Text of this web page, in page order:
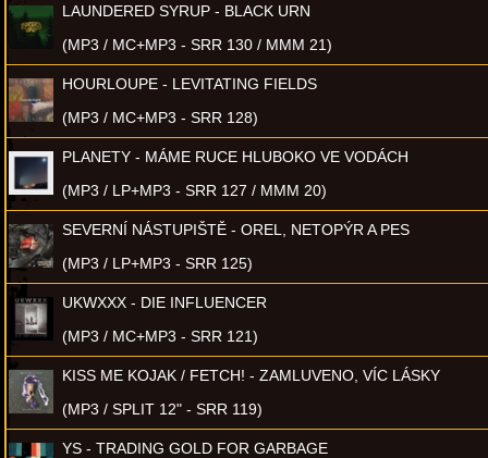
LAUNDERED SYRUP - BLACK URN
(MP3 / MC+MP3 - SRR 130 / MMM 21)
HOURLOUPE - LEVITATING FIELDS
(MP3 / MC+MP3 - SRR 128)
PLANETY - MÁME RUCE HLUBOKO VE VODÁCH
(MP3 / LP+MP3 - SRR 127 / MMM 20)
SEVERNÍ NÁSTUPIŠTĚ - OREL, NETOPÝR A PES
(MP3 / LP+MP3 - SRR 125)
UKWXXX - DIE INFLUENCER
(MP3 / MC+MP3 - SRR 121)
KISS ME KOJAK / FETCH! - ZAMLUVENO, VÍC LÁSKY
(MP3 / SPLIT 12" - SRR 119)
YS - TRADING GOLD FOR GARBAGE